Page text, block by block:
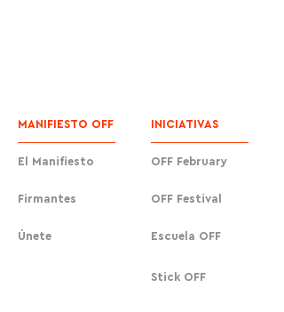
MANIFIESTO OFF
El Manifiesto
Firmantes
Únete
INICIATIVAS
OFF February
OFF Festival
Escuela OFF
Stick OFF